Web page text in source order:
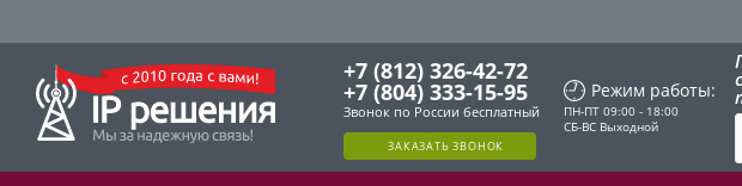
+7 (812) 326-42-72
+7 (804) 333-15-95
Звонок по России бесплатный
ЗАКАЗАТЬ ЗВОНОК
Режим работы:
ПН-ПТ 09:00 - 18:00
СБ-ВС Выходной